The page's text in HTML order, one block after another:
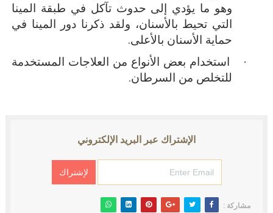
وهو ما يؤدي إلى حدوث تآكل في طبقة المينا
التي تحيط بالأسنان، ولقد ذكرنا دور المينا في
حماية الأسنان بالأعلى.
·
استخدام بعض الأنواع من العلاجات المستخدمة
للتخلص من السرطان.
الإشتراك عبر البريد الإلكتروني
مشاركة :